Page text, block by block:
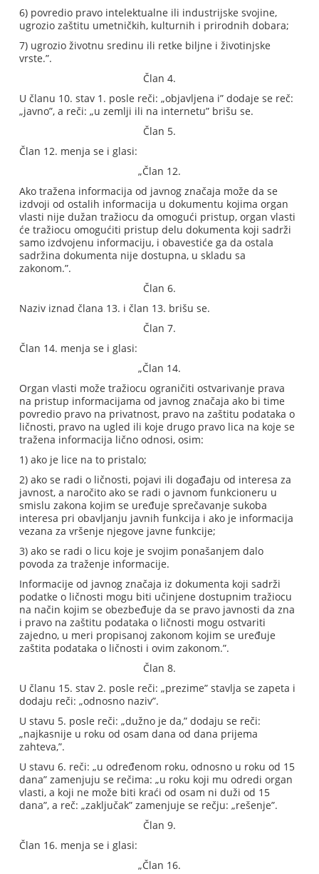
6) povredio pravo intelektualne ili industrijske svojine,
ugrozio zaštitu umetničkih, kulturnih i prirodnih dobara;
7) ugrozio životnu sredinu ili retke biljne i životinjske
vrste.”.
Član 4.
U članu 10. stav 1. posle reči: „objavljena i” dodaje se reč:
„javno”, a reči: „u zemlji ili na internetu” brišu se.
Član 5.
Član 12. menja se i glasi:
„Član 12.
Ako tražena informacija od javnog značaja može da se
izdvoji od ostalih informacija u dokumentu kojima organ
vlasti nije dužan tražiocu da omogući pristup, organ vlasti
će tražiocu omogućiti pristup delu dokumenta koji sadrži
samo izdvojenu informaciju, i obavestiće ga da ostala
sadržina dokumenta nije dostupna, u skladu sa
zakonom.”.
Član 6.
Naziv iznad člana 13. i član 13. brišu se.
Član 7.
Član 14. menja se i glasi:
„Član 14.
Organ vlasti može tražiocu ograničiti ostvarivanje prava
na pristup informacijama od javnog značaja ako bi time
povredio pravo na privatnost, pravo na zaštitu podataka o
ličnosti, pravo na ugled ili koje drugo pravo lica na koje se
tražena informacija lično odnosi, osim:
1) ako je lice na to pristalo;
2) ako se radi o ličnosti, pojavi ili događaju od interesa za
javnost, a naročito ako se radi o javnom funkcioneru u
smislu zakona kojim se uređuje sprečavanje sukoba
interesa pri obavljanju javnih funkcija i ako je informacija
vezana za vršenje njegove javne funkcije;
3) ako se radi o licu koje je svojim ponašanjem dalo
povoda za traženje informacije.
Informacije od javnog značaja iz dokumenta koji sadrži
podatke o ličnosti mogu biti učinjene dostupnim tražiocu
na način kojim se obezbeđuje da se pravo javnosti da zna
i pravo na zaštitu podataka o ličnosti mogu ostvariti
zajedno, u meri propisanoj zakonom kojim se uređuje
zaštita podataka o ličnosti i ovim zakonom.”.
Član 8.
U članu 15. stav 2. posle reči: „prezime” stavlja se zapeta i
dodaju reči: „odnosno naziv”.
U stavu 5. posle reči: „dužno je da,” dodaju se reči:
„najkasnije u roku od osam dana od dana prijema
zahteva,”.
U stavu 6. reči: „u određenom roku, odnosno u roku od 15
dana” zamenjuju se rečima: „u roku koji mu odredi organ
vlasti, a koji ne može biti kraći od osam ni duži od 15
dana”, a reč: „zaključak” zamenjuje se rečju: „rešenje”.
Član 9.
Član 16. menja se i glasi:
„Član 16.